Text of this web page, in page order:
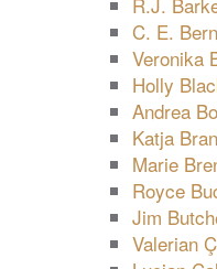
C. E.
Veronika
Holly
Andrea
Katja
Marie
Royce
Jim
Valerian